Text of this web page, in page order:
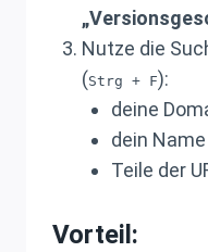
Nutze die
(Strg + F):
deine
dein Name
Teile der
Vorteil: